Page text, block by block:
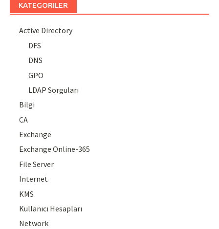
KATEGORILER
Active Directory
DFS
DNS
GPO
LDAP Sorguları
Bilgi
CA
Exchange
Exchange Online-365
File Server
Internet
KMS
Kullanıcı Hesapları
Network